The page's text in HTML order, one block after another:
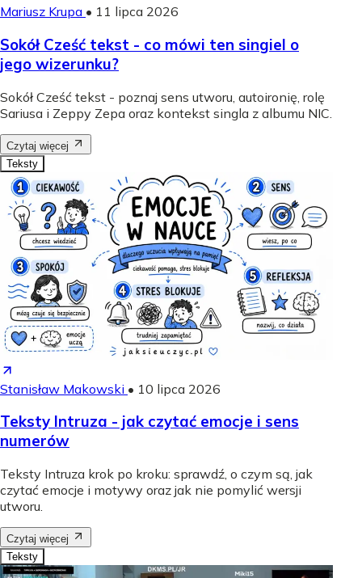
Mariusz Krupa • 11 lipca 2026
Sokół Cześć tekst - co mówi ten singiel o
jego wizerunku?
Sokół Cześć tekst - poznaj sens utworu, autoironię, rolę
Sariusa i Zeppy Zepa oraz kontekst singla z albumu NIC.
Czytaj więcej
Teksty
Stanisław Makowski • 10 lipca 2026
Teksty Intruza - jak czytać emocje i sens
numerów
Teksty Intruza krok po kroku: sprawdź, o czym są, jak
czytać emocje i motywy oraz jak nie pomylić wersji
utworu.
Czytaj więcej
Teksty